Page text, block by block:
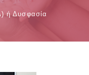
ή Δυσφασία